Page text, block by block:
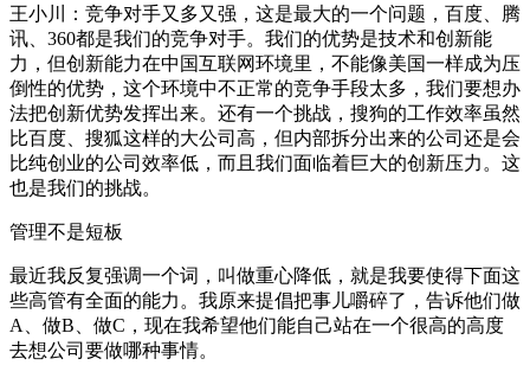
王小川：竞争对手又多又强，这是最大的一个问题，百度、腾
讯、360都是我们的竞争对手。我们的优势是技术和创新能
力，但创新能力在中国互联网环境里，不能像美国一样成为压
倒性的优势，这个环境中不正常的竞争手段太多，我们要想办
法把创新优势发挥出来。还有一个挑战，搜狗的工作效率虽然
比百度、搜狐这样的大公司高，但内部拆分出来的公司还是会
比纯创业的公司效率低，而且我们面临着巨大的创新压力。这
也是我们的挑战。
管理不是短板
最近我反复强调一个词，叫做重心降低，就是我要使得下面这
些高管有全面的能力。我原来提倡把事儿嚼碎了，告诉他们做
A、做B、做C，现在我希望他们能自己站在一个很高的高度
去想公司要做哪种事情。